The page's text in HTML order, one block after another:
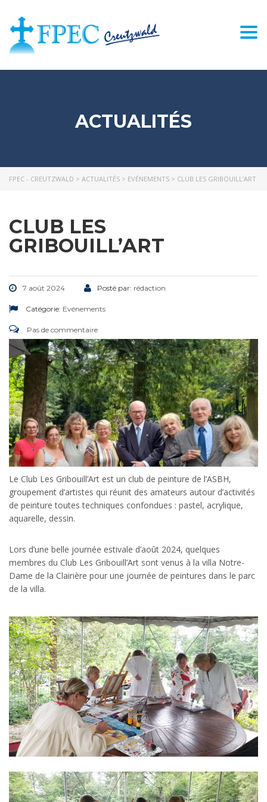
ACTUALITÉS
FPEC - CREUTZWALD > ACTUALITÉS > EVÉNEMENTS > CLUB LES GRIBOUILL’ART
CLUB LES
GRIBOUILL’ART
7 août 2024 Posté par: rédaction
Catégorie: Evénements
Pas de commentaire
Le Club Les Gribouill’Art est un club de peinture de l’ASBH,
groupement d’artistes qui réunit des amateurs autour d’activités
de peinture toutes techniques confondues : pastel, acrylique,
aquarelle, dessin.
Lors d’une belle journée estivale d’août 2024, quelques
membres du Club Les Gribouill’Art sont venus à la villa Notre-
Dame de la Clairière pour une journée de peintures dans le parc
de la villa.